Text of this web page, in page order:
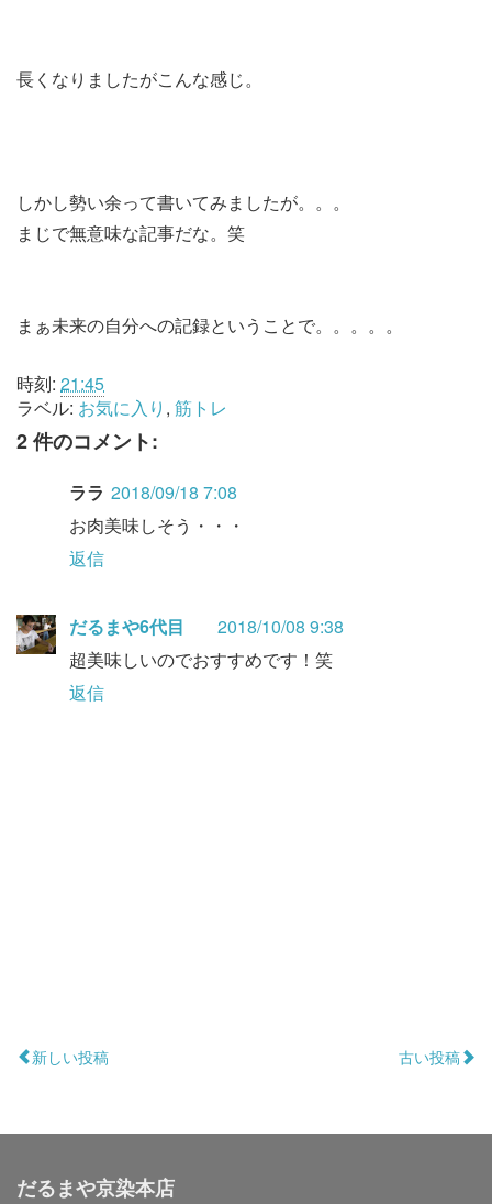
長くなりましたがこんな感じ。
しかし勢い余って書いてみましたが。。。
まじで無意味な記事だな。笑
まぁ未来の自分への記録ということで。。。。。
時刻: 21:45
ラベル: お気に入り , 筋トレ
2 件のコメント:
ララ 2018/09/18 7:08
お肉美味しそう・・・
返信
だるまや6代目
2018/10/08 9:38
超美味しいのでおすすめです！笑
返信
新しい投稿 古い投稿
だるまや京染本店